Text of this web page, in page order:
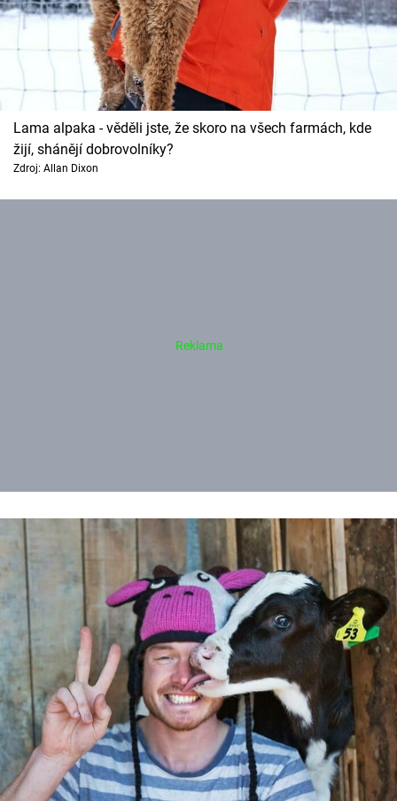
Lama alpaka - věděli jste, že skoro na všech farmách, kde
žijí, shánějí dobrovolníky?
Zdroj: Allan Dixon